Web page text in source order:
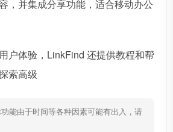
，并集成分享功能，适合移动办公
户体验，LinkFind 还提供教程和帮
索高级
能由于时间等各种因素可能有出入，请